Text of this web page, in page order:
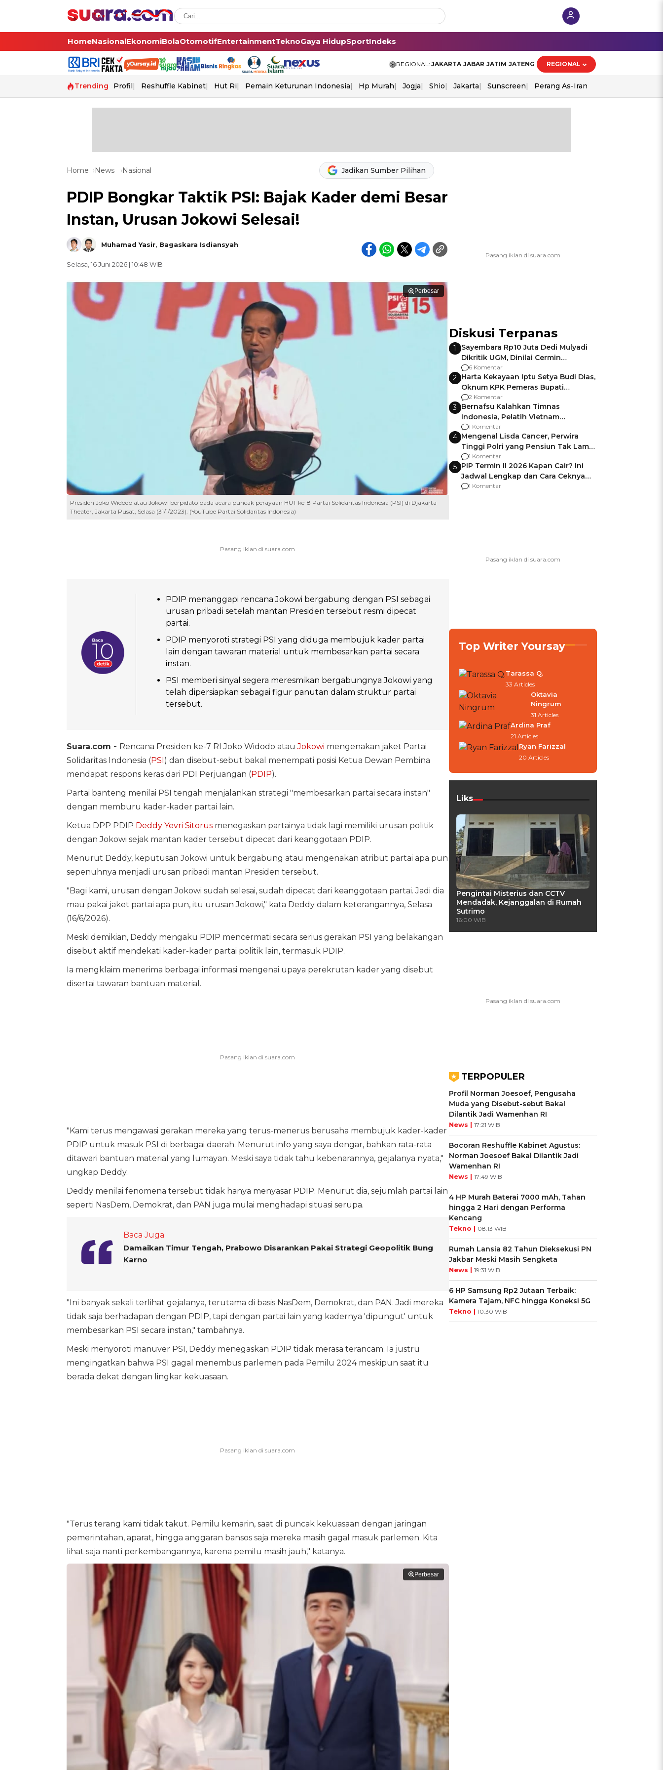
HomeNasionalEkonomiBolaOtomotifEntertainmentTeknoGaya HidupSportIndeks
REGIONAL: JAKARTA JABAR JATIM JATENG REGIONAL
Trending Profil Reshuffle Kabinet Hut Ri Pemain Keturunan Indonesia Hp Murah Jogja Shio Jakarta Sunscreen Perang As-Iran
Home News Nasional Jadikan Sumber Pilihan
PDIP Bongkar Taktik PSI: Bajak Kader demi Besar
Instan, Urusan Jokowi Selesai!
Muhamad Yasir, Bagaskara Isdiansyah
Selasa, 16 Juni 2026 | 10:48 WIB
Perbesar
Presiden Joko Widodo atau Jokowi berpidato pada acara puncak perayaan HUT ke-8 Partai Solidaritas Indonesia (PSI) di Djakarta
Theater, Jakarta Pusat, Selasa (31/1/2023). (YouTube Partai Solidaritas Indonesia)
PDIP menanggapi rencana Jokowi bergabung dengan PSI sebagai
urusan pribadi setelah mantan Presiden tersebut resmi dipecat
partai.
PDIP menyoroti strategi PSI yang diduga membujuk kader partai
lain dengan tawaran material untuk membesarkan partai secara
instan.
PSI memberi sinyal segera meresmikan bergabungnya Jokowi yang
telah dipersiapkan sebagai figur panutan dalam struktur partai
tersebut.
Suara.com - Rencana Presiden ke-7 RI Joko Widodo atauJokowi mengenakan jaket Partai
Solidaritas Indonesia (PSI) dan disebut-sebut bakal menempati posisi Ketua Dewan Pembina
mendapat respons keras dari PDI Perjuangan (PDIP).
Partai banteng menilai PSI tengah menjalankan strategi "membesarkan partai secara instan"
dengan memburu kader-kader partai lain.
Ketua DPP PDIP Deddy Yevri Sitorusmenegaskan partainya tidak lagi memiliki urusan politik
dengan Jokowi sejak mantan kader tersebut dipecat dari keanggotaan PDIP.
Menurut Deddy, keputusan Jokowi untuk bergabung atau mengenakan atribut partai apa pun
sepenuhnya menjadi urusan pribadi mantan Presiden tersebut.
"Bagi kami, urusan dengan Jokowi sudah selesai, sudah dipecat dari keanggotaan partai. Jadi dia
mau pakai jaket partai apa pun, itu urusan Jokowi," kata Deddy dalam keterangannya, Selasa
(16/6/2026).
Meski demikian, Deddy mengaku PDIP mencermati secara serius gerakan PSI yang belakangan
disebut aktif mendekati kader-kader partai politik lain, termasuk PDIP.
Ia mengklaim menerima berbagai informasi mengenai upaya perekrutan kader yang disebut
disertai tawaran bantuan material.
"Kami terus mengawasi gerakan mereka yang terus-menerus berusaha membujuk kader-kader
PDIP untuk masuk PSI di berbagai daerah. Menurut info yang saya dengar, bahkan rata-rata
ditawari bantuan material yang lumayan. Meski saya tidak tahu kebenarannya, gejalanya nyata,"
ungkap Deddy.
Deddy menilai fenomena tersebut tidak hanya menyasar PDIP. Menurut dia, sejumlah partai lain
seperti NasDem, Demokrat, dan PAN juga mulai menghadapi situasi serupa.
Baca Juga
Damaikan Timur Tengah, Prabowo Disarankan Pakai Strategi Geopolitik Bung
Karno
"Ini banyak sekali terlihat gejalanya, terutama di basis NasDem, Demokrat, dan PAN. Jadi mereka
tidak saja berhadapan dengan PDIP, tapi dengan partai lain yang kadernya 'dipungut' untuk
membesarkan PSI secara instan," tambahnya.
Meski menyoroti manuver PSI, Deddy menegaskan PDIP tidak merasa terancam. Ia justru
mengingatkan bahwa PSI gagal menembus parlemen pada Pemilu 2024 meskipun saat itu
berada dekat dengan lingkar kekuasaan.
"Terus terang kami tidak takut. Pemilu kemarin, saat di puncak kekuasaan dengan jaringan
pemerintahan, aparat, hingga anggaran bansos saja mereka masih gagal masuk parlemen. Kita
lihat saja nanti perkembangannya, karena pemilu masih jauh," katanya.
Perbesar
Diskusi Terpanas
1
Sayembara Rp10 Juta Dedi Mulyadi
Dikritik UGM, Dinilai Cermin
Gagalnya Negara Jamin Keamanan
6 Komentar
2 Harta Kekayaan Iptu Setya Budi Dias,
Oknum KPK Pemeras Bupati
Pemalang
2 Komentar
3 Bernafsu Kalahkan Timnas
Indonesia, Pelatih Vietnam
Berencana Pakai Jimat di Pakansari
1 Komentar
4 Mengenal Lisda Cancer, Perwira
Tinggi Polri yang Pensiun Tak Lama
Usai Jadi Brigjen
1 Komentar
5 PIP Termin II 2026 Kapan Cair? Ini
Jadwal Lengkap dan Cara Ceknya
agar Dana Tidak Hangus!
1 Komentar
Top Writer Yoursay
Tarassa Q.
33 Articles
Oktavia
Ningrum
31 Articles
Ardina Praf
21 Articles
Ryan Farizzal
20 Articles
Liks
Pengintai Misterius dan CCTV
Mendadak, Kejanggalan di Rumah
Sutrimo
16:00 WIB
TERPOPULER
Profil Norman Joesoef, Pengusaha
Muda yang Disebut-sebut Bakal
Dilantik Jadi Wamenhan RI
News | 17:21 WIB
Bocoran Reshuffle Kabinet Agustus:
Norman Joesoef Bakal Dilantik Jadi
Wamenhan RI
News | 17:49 WIB
4 HP Murah Baterai 7000 mAh, Tahan
hingga 2 Hari dengan Performa
Kencang
Tekno | 08:13 WIB
Rumah Lansia 82 Tahun Dieksekusi PN
Jakbar Meski Masih Sengketa
News | 19:31 WIB
6 HP Samsung Rp2 Jutaan Terbaik:
Kamera Tajam, NFC hingga Koneksi 5G
Tekno | 10:30 WIB